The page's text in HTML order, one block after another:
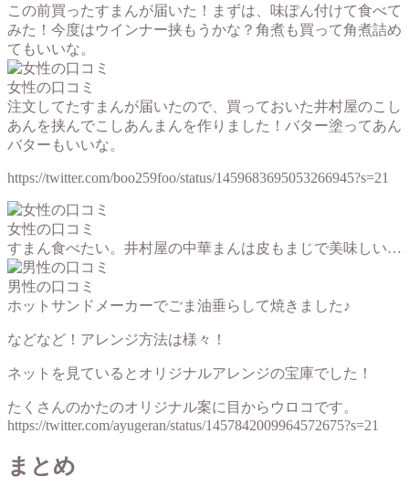
この前買ったすまんが届いた！まずは、味ぽん付けて食べて
みた！今度はウインナー挟もうかな？角煮も買って角煮詰め
てもいいな。
女性の口コミ
注文してたすまんが届いたので、買っておいた井村屋のこし
あんを挟んでこしあんまんを作りました！バター塗ってあん
バターもいいな。
https://twitter.com/boo259foo/status/1459683695053266945?s=21
女性の口コミ
すまん食べたい。井村屋の中華まんは皮もまじで美味しい…
男性の口コミ
ホットサンドメーカーでごま油垂らして焼きました♪
などなど！アレンジ方法は様々！
ネットを見ているとオリジナルアレンジの宝庫でした！
たくさんのかたのオリジナル案に目からウロコです。
https://twitter.com/ayugeran/status/1457842009964572675?s=21
まとめ